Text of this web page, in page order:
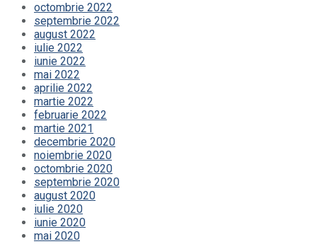
octombrie 2022
septembrie 2022
august 2022
iulie 2022
iunie 2022
mai 2022
aprilie 2022
martie 2022
februarie 2022
martie 2021
decembrie 2020
noiembrie 2020
octombrie 2020
septembrie 2020
august 2020
iulie 2020
iunie 2020
mai 2020